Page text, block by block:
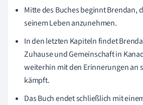
Mitte des Buches beginnt Brendan,
seinem Leben anzunehmen.
In den letzten Kapiteln findet
Zuhause und Gemeinschaft in
weiterhin mit den Erinnerungen an
kämpft.
Das Buch endet schließlich mit